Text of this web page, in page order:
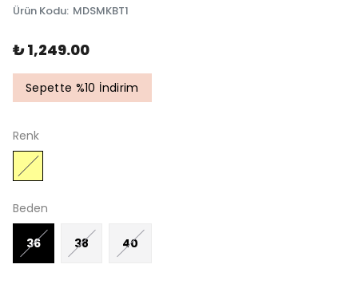
Ürün Kodu: MDSMKBT1
₺ 1,249.00
Sepette %10 İndirim
Renk
Beden
36 38 40